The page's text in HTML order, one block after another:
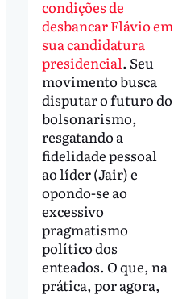
condições de
desbancar Flávio em
sua candidatura
presidencial. Seu
movimento busca
disputar o futuro do
bolsonarismo,
resgatando a
fidelidade pessoal
ao líder (Jair) e
opondo-se ao
excessivo
pragmatismo
político dos
enteados. O que, na
prática, por agora,